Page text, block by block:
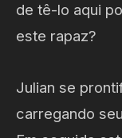
de tê-lo aqui
este rapaz?
Julian se
carregando